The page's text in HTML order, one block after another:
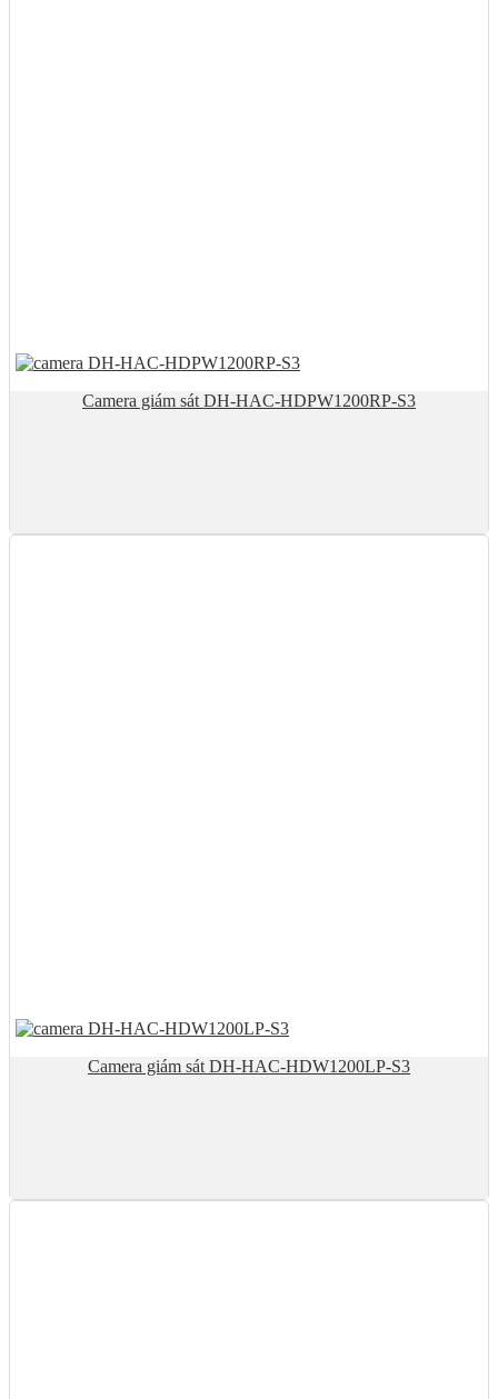
Camera giám sát DH-HAC-HDPW1200RP-S3
Camera giám sát DH-HAC-HDW1200LP-S3